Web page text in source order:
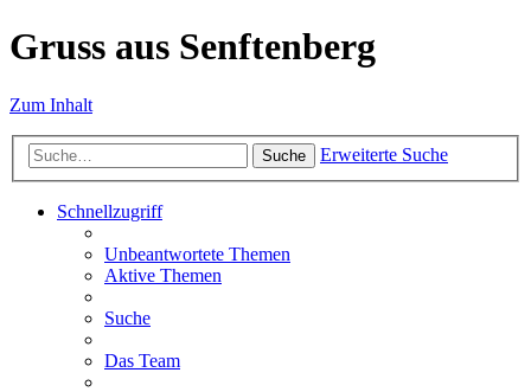
Gruss aus Senftenberg
Zum Inhalt
Suche Erweiterte Suche
Schnellzugriff
Unbeantwortete Themen
Aktive Themen
Suche
Das Team